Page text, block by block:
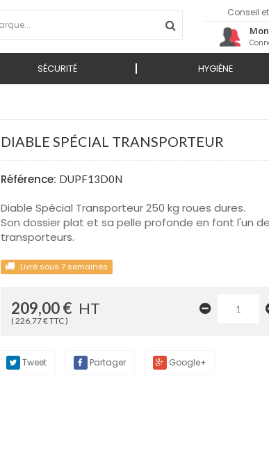
Conseil
SÉCURITÉ HYGIÈNE
DIABLE SPÉCIAL TRANSPORTEUR
Référence: DUPF13D0N
Diable Spécial Transporteur 250 kg roues dures.
Son dossier plat et sa pelle profonde en font l'un
transporteurs.
Livré sous 7 semaines
209,00 € HT
( 226,77 € TTC )
Tweet Partager Google+